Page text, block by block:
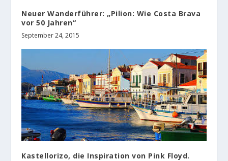
Neuer Wanderführer: „Pilion: Wie Costa Brava
vor 50 Jahren“
September 24, 2015
Kastellorizo, die Inspiration von Pink Floyd.